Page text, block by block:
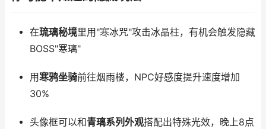
在琉璃秘境里用"寒冰咒"攻击冰晶柱，有机会触发隐藏
BOSS"寒璃"
用寒鸦坐骑前往烟雨楼，NPC好感度提升速度增加
30%
头像框可以和青璃系列外观搭配出特殊光效，晚上8点